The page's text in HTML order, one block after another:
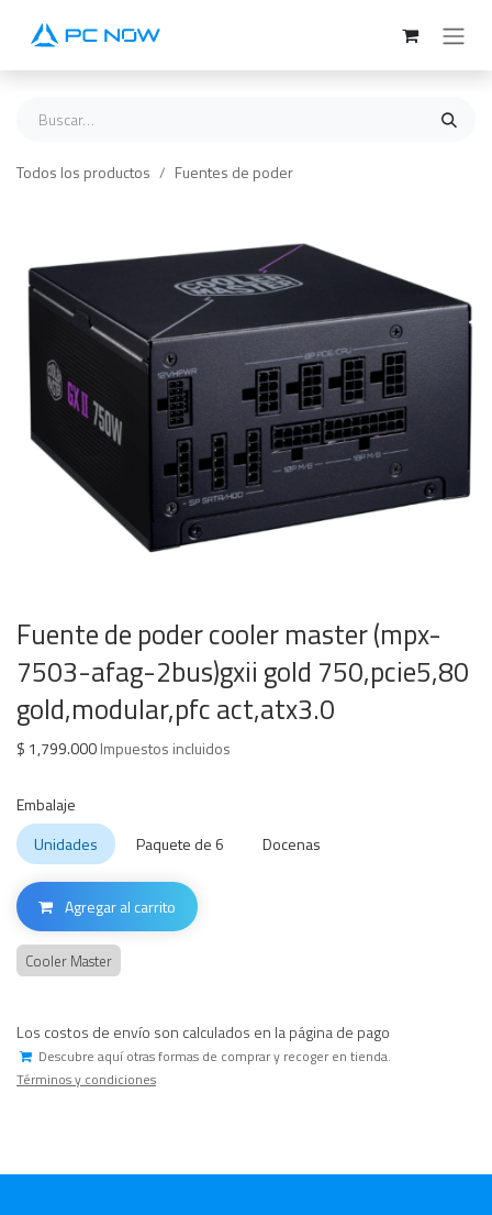
Todos los productos Fuentes de poder
Fuente de poder cooler master (mpx-
7503-afag-2bus)gxii gold 750,pcie5,80
gold,modular,pfc act,atx3.0
$ 1,799.000Impuestos incluidos
Embalaje
Unidades
Paquete de 6 Docenas
Agregar al carrito
Cooler Master
Los costos de envío son calculados en la página de pago
Descubre aquí otras formas de comprar y recoger en tienda.
Términos y condiciones